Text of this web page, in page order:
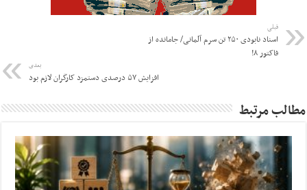
قبلی
اسناد نابودی ۲۵۰ تن سرم آلمانی/ جامانده از
فاکتور ۸!
بعدی
افزایش ۵۷ درصدی دستمزد کارگران لازم بود
مطالب مرتبط